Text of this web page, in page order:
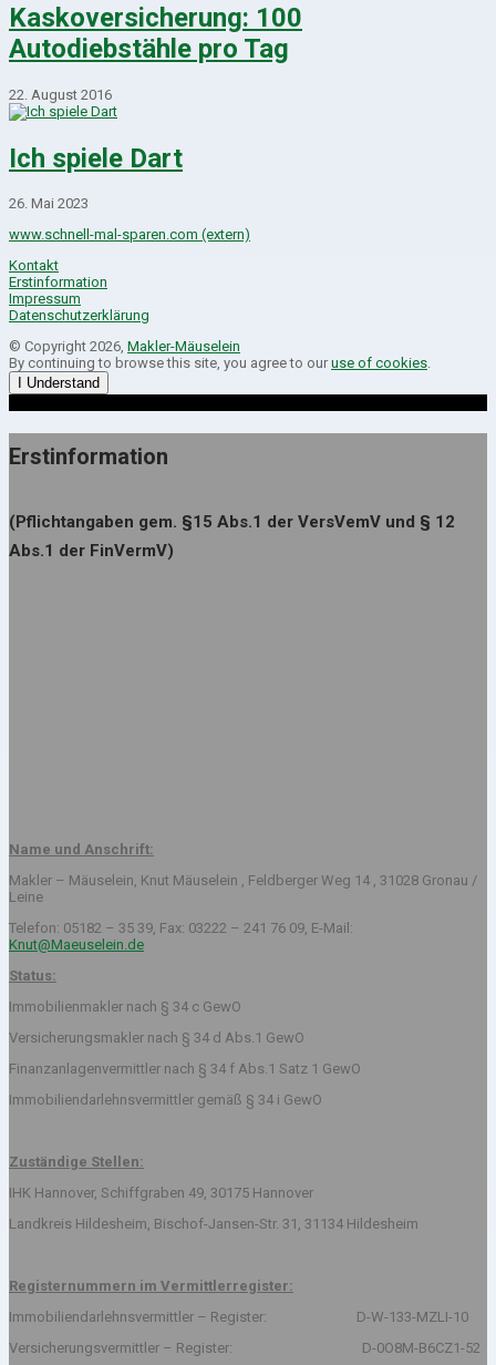
Kaskoversicherung: 100
Autodiebstähle pro Tag
22. August 2016
Ich spiele Dart
26. Mai 2023
www.schnell-mal-sparen.com (extern)
Kontakt
Erstinformation
Impressum
Datenschutzerklärung
© Copyright 2026, Makler-Mäuselein
By continuing to browse this site, you agree to our use of cookies.
I Understand
Erstinformation
(Pflichtangaben gem. §15 Abs.1 der VersVemV und § 12
Abs.1 der FinVermV)
Name und Anschrift:
Makler – Mäuselein, Knut Mäuselein , Feldberger Weg 14 , 31028 Gronau /
Leine
Telefon: 05182 – 35 39, Fax: 03222 – 241 76 09, E-Mail:
Knut@Maeuselein.de
Status:
Immobilienmakler nach § 34 c GewO
Versicherungsmakler nach § 34 d Abs.1 GewO
Finanzanlagenvermittler nach § 34 f Abs.1 Satz 1 GewO
Immobiliendarlehnsvermittler gemäß § 34 i GewO
Zuständige Stellen:
IHK Hannover, Schiffgraben 49, 30175 Hannover
Landkreis Hildesheim, Bischof-Jansen-Str. 31, 31134 Hildesheim
Registernummern im Vermittlerregister:
Immobiliendarlehnsvermittler – Register: D-W-133-MZLI-10
Versicherungsvermittler – Register: D-0O8M-B6CZ1-52